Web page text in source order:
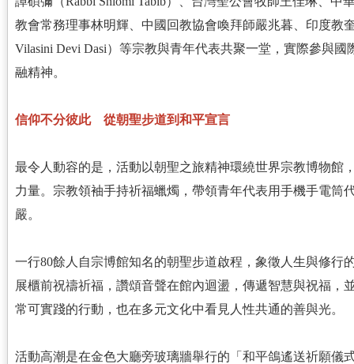
教會常務理事林明輝、中國回教協會喚拜師嚴兆暮、印度教
Vilasini Devi Dasi）等宗教與青年代表共聚一堂，實際參與
融精神。
信仰不分彼此 從朝聖步道到和平宣言
最令人動容的是，活動以朝聖之旅精神環繞世界宗教博物館
力量。宗教領袖手持祈福蠟燭，帶領青年代表用手機手電筒
嚴。
一行80餘人自宗博館知名的朝聖步道啟程，象徵人生與修行
展櫃前祝禱祈福，讚頌音聲在館內迴盪，傳遞智慧與祝福，
常可實踐的行動，也在多元文化中看見人性共通的善與光。
活動高潮是在金色大廳旁玻璃牆舉行的「和平鴿遙送祈願儀